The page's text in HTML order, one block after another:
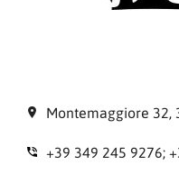
Montemaggiore 32,
+39 349 245 9276;